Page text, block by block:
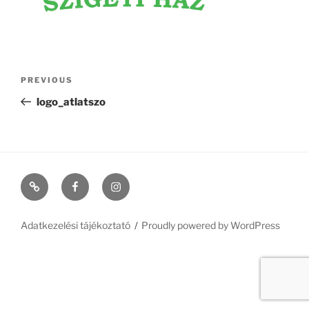
Previous
Post
PREVIOUS
logo_atlatszo
Szécsiszigeti
vendégház
#11
(no
#368
(no
Adatkezelési tájékoztató Proudly powered by WordPress